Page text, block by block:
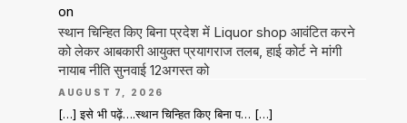
on
स्थान चिन्हित किए बिना प्रदेश में Liquor shop आवंटित करने
को लेकर आबकारी आयुक्त प्रयागराज तलब, हाई कोर्ट ने मांगी
नायाब नीति सुनवाई 12अगस्त को
AUGUST 7, 2026
[…] इसे भी पढ़ें….स्थान चिन्हित किए बिना प… […]